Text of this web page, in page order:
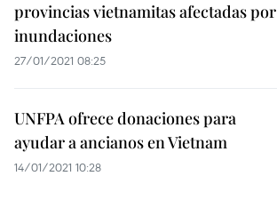
provincias vietnamitas afectadas por
inundaciones
27/01/2021 08:25
UNFPA ofrece donaciones para
ayudar a ancianos en Vietnam
14/01/2021 10:28